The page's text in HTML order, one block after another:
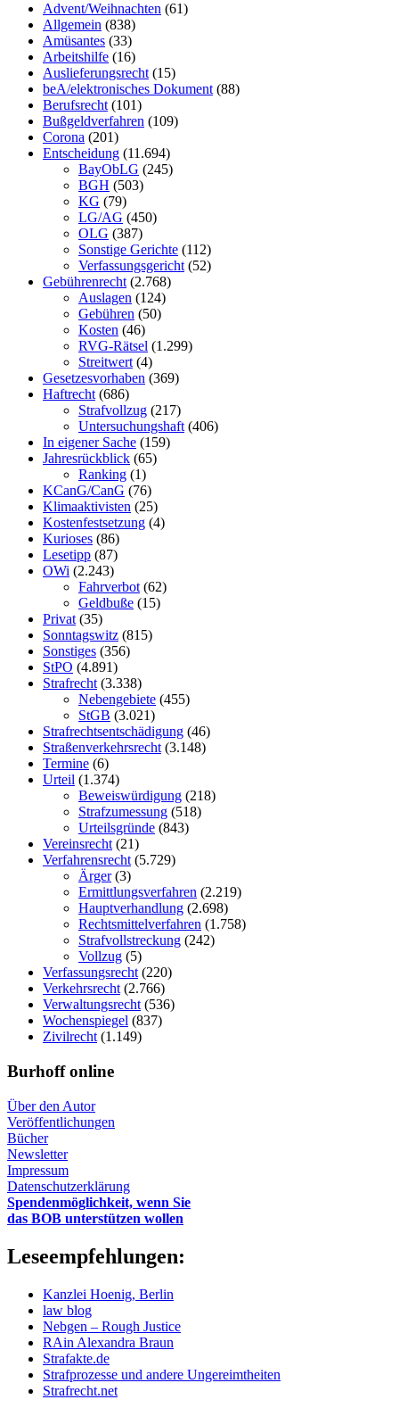
Advent/Weihnachten (61)
Allgemein (838)
Amüsantes (33)
Arbeitshilfe (16)
Auslieferungsrecht (15)
beA/elektronisches Dokument (88)
Berufsrecht (101)
Bußgeldverfahren (109)
Corona (201)
Entscheidung (11.694)
BayObLG (245)
BGH (503)
KG (79)
LG/AG (450)
OLG (387)
Sonstige Gerichte (112)
Verfassungsgericht (52)
Gebührenrecht (2.768)
Auslagen (124)
Gebühren (50)
Kosten (46)
RVG-Rätsel (1.299)
Streitwert (4)
Gesetzesvorhaben (369)
Haftrecht (686)
Strafvollzug (217)
Untersuchungshaft (406)
In eigener Sache (159)
Jahresrückblick (65)
Ranking (1)
KCanG/CanG (76)
Klimaaktivisten (25)
Kostenfestsetzung (4)
Kurioses (86)
Lesetipp (87)
OWi (2.243)
Fahrverbot (62)
Geldbuße (15)
Privat (35)
Sonntagswitz (815)
Sonstiges (356)
StPO (4.891)
Strafrecht (3.338)
Nebengebiete (455)
StGB (3.021)
Strafrechtsentschädigung (46)
Straßenverkehrsrecht (3.148)
Termine (6)
Urteil (1.374)
Beweiswürdigung (218)
Strafzumessung (518)
Urteilsgründe (843)
Vereinsrecht (21)
Verfahrensrecht (5.729)
Ärger(3)
Ermittlungsverfahren (2.219)
Hauptverhandlung (2.698)
Rechtsmittelverfahren (1.758)
Strafvollstreckung (242)
Vollzug (5)
Verfassungsrecht (220)
Verkehrsrecht (2.766)
Verwaltungsrecht (536)
Wochenspiegel (837)
Zivilrecht (1.149)
Burhoff online
Über den Autor
Veröffentlichungen
Bücher
Newsletter
Impressum
Datenschutzerklärung
Spendenmöglichkeit, wenn Sie
das BOB unterstützen wollen
Leseempfehlungen:
Kanzlei Hoenig, Berlin
law blog
Nebgen – Rough Justice
RAin Alexandra Braun
Strafakte.de
Strafprozesse und andere Ungereimtheiten
Strafrecht.net